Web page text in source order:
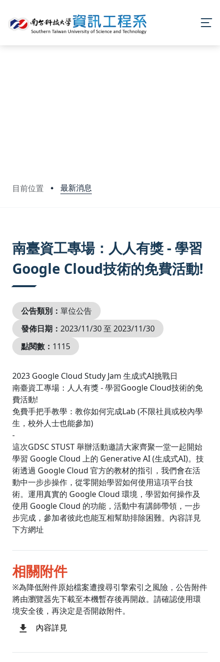
目前位置 最新消息
南臺資工專場：人人有獎 - 學習
Google Cloud技術的免費活動!
公告類別： 單位公告
發佈日期： 2023/11/30 至 2023/11/30
點閱數： 1115
2023 Google Cloud Study Jam 生成式AI挑戰日
南臺資工專場：人人有獎 - 學習Google Cloud技術的免
費活動!
免費手把手教學：教你如何完成Lab (不限社員或校內學
生，校外人士也能參加)
-
這次GDSC STUST 舉辦活動邀請大家齊聚一堂一起開始
學習 Google Cloud 上的 Generative AI (生成式AI)。技
術透過 Google Cloud 官方的教材的指引，我們會在活
動中一步步操作，從零開始學習如何使用這項平台技
術。運用真實的 Google Cloud 環境，學習如何操作及
使用 Google Cloud 的功能，活動中有講師帶領，一步
步完成，參加者彼此也能互相幫助排除困難。內容詳見
下方網址
相關附件
※為降低附件原始檔案遭搜尋引擎索引之風險，公告附件
將由瀏覽器先下載至本機暫存後再開啟。請確認使用環
境安全後，再決定是否開啟附件。
內容詳見